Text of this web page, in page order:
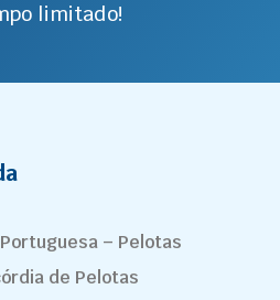
limitado!
– Pelotas
de Pelotas